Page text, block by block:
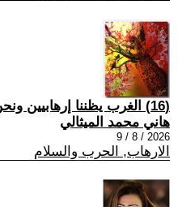
(16) الغرب يظننا إرهابيين ونحن نكفر بعضنا !!
هاني محمد الميثالي
2026 / 8 / 9
الارهاب, الحرب والسلام